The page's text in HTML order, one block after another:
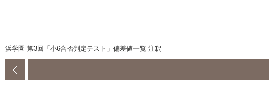
浜学園 第3回「小6合否判定テスト」偏差値一覧 注釈